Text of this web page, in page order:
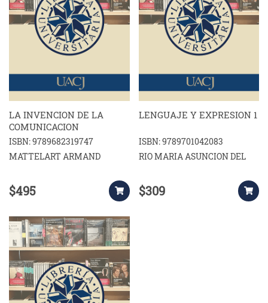
LA INVENCION DE LA
COMUNICACION
ISBN: 9789682319747
MATTELART ARMAND
$495
LENGUAJE Y EXPRESION 1
ISBN: 9789701042083
RIO MARIA ASUNCION DEL
$309